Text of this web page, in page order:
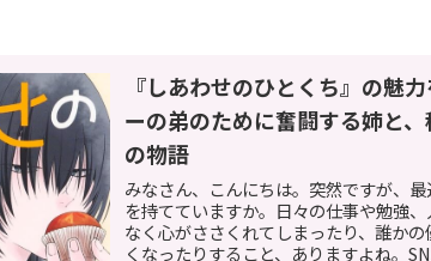
『しあわせのひとくち』の魅
ーの弟のために奮闘する姉と
の物語
みなさん、こんにちは。突然ですが、最
を持てていますか。日々の仕事や勉強
なく心がささくれてしまったり、誰か
くなったりすること、ありますよね。